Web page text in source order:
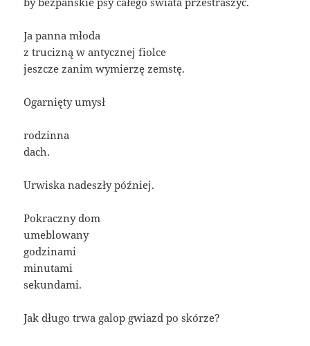
Ja panna młoda
z trucizną w antycznej fiolce
jeszcze zanim wymierzę zemstę.
Ogarnięty umysł
rodzinna
dach.
Urwiska nadeszły później.
Pokraczny dom
umeblowany
godzinami
minutami
sekundami.
Jak długo trwa galop gwiazd po skórze?